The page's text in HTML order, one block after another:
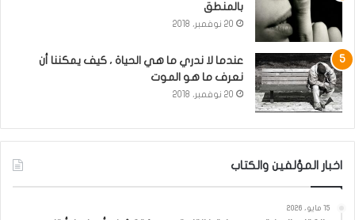
بالمنطق
20 نوفمبر، 2018
عندما لا ندري ما هي الحياة ، كيف يمكننا أن
نعرف ما هو الموت
20 نوفمبر، 2018
اخبار المؤلفين والكتاب
15 مايو، 2026